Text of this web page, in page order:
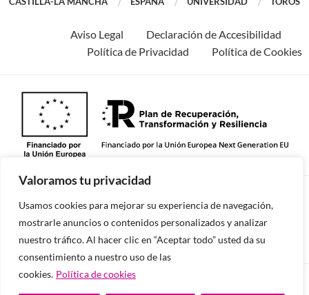
Valoramos tu privacidad
Usamos cookies para mejorar su experiencia de navegación,
mostrarle anuncios o contenidos personalizados y analizar
nuestro tráfico. Al hacer clic en “Aceptar todo” usted da su
consentimiento a nuestro uso de las
cookies. Política de cookies
Aviso Legal
Declaración de Accesibilidad
Política de Privacidad
Política de Cookies
Diseñado y desarrollado por tu equipo Imedia